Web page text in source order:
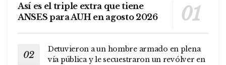
Así es el triple extra que tiene
ANSES para AUH en agosto 2026
Detuvieron a un hombre armado en plena
vía pública y le secuestraron un revólver en